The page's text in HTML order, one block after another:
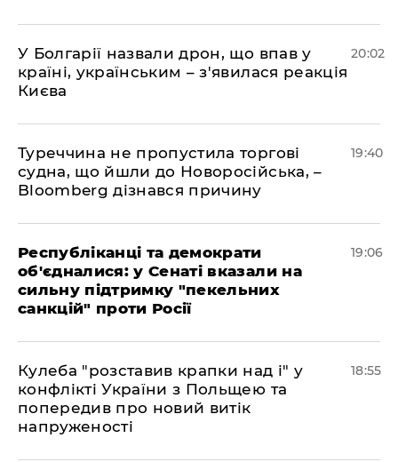
У Болгарії назвали дрон, що впав у
країні, українським – з'явилася реакція
Києва
20:02
Туреччина не пропустила торгові
судна, що йшли до Новоросійська, –
Bloomberg дізнався причину
19:40
Республіканці та демократи
об'єдналися: у Сенаті вказали на
сильну підтримку "пекельних
санкцій" проти Росії
19:06
Кулеба "розставив крапки над і" у
конфлікті України з Польщею та
попередив про новий витік
напруженості
18:55